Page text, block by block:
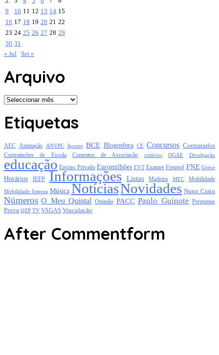
9
10 11 12 13 14 15
16 17 18 19 20 21 22
23 24 25 26 27 28 29
30 31
« Jul Set »
Arquivo
Arquivo
Etiquetas
AEC Animação ANVPC Açores BCE Blogosfera CE Concursos Contratados
Contratações de Escola Contratos de Associação critérios DGAE Divulgação
educação Ensino Privado Euromilhões EVT Exames Fenprof FNE Greve
Horários IEFP Informações Listas Madeira MEC Mobilidade
Mobilidade Interna Música NotíciasNovidades Nuno Crato
Números O Meu Quintal Opinião PACC Paulo Guinote Perguntas
Prova QZP TV VAGAS Vinculação
After Commentform